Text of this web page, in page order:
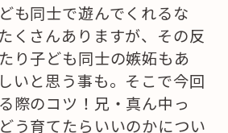
も同士で遊んでくれるな
くさんありますが、その反
り子ども同士の嫉妬もあ
いと思う事も。そこで今回
際のコツ！兄・真ん中っ
う育てたらいいのかについ